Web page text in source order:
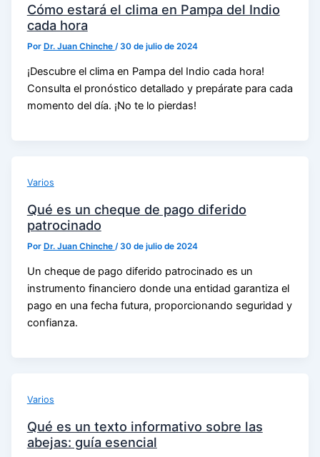
Cómo estará el clima en Pampa del Indio
cada hora
Por Dr. Juan Chinche /30 de julio de 2024
¡Descubre el clima en Pampa del Indio cada hora!
Consulta el pronóstico detallado y prepárate para cada
momento del día. ¡No te lo pierdas!
Varios
Qué es un cheque de pago diferido
patrocinado
Por Dr. Juan Chinche /30 de julio de 2024
Un cheque de pago diferido patrocinado es un
instrumento financiero donde una entidad garantiza el
pago en una fecha futura, proporcionando seguridad y
confianza.
Varios
Qué es un texto informativo sobre las
abejas: guía esencial